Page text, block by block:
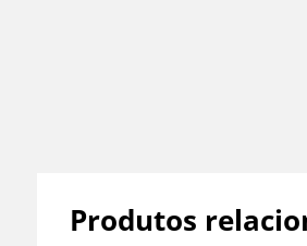
Produtos